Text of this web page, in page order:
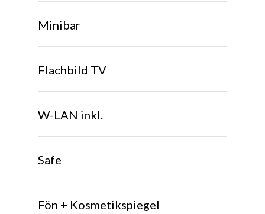
Minibar
Flachbild TV
W-LAN inkl.
Safe
Fön + Kosmetikspiegel